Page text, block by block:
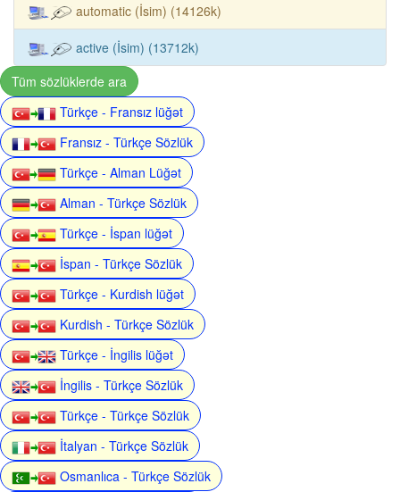
automatic (İsim) (14126k)
active (İsim) (13712k)
Tüm sözlüklerde ara
Türkçe - Fransız lüğət
Fransız - Türkçe Sözlük
Türkçe - Alman Lüğət
Alman - Türkçe Sözlük
Türkçe - İspan lüğət
İspan - Türkçe Sözlük
Türkçe - Kurdish lüğət
Kurdish - Türkçe Sözlük
Türkçe - İngilis lüğət
İngilis - Türkçe Sözlük
Türkçe - Türkçe Sözlük
İtalyan - Türkçe Sözlük
Osmanlıca - Türkçe Sözlük